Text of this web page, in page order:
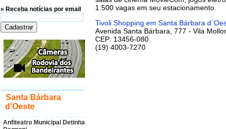
» Receba notícias por email
Santa Bárbara
d'Oeste
Anfiteatro Municipal Detinha
1.500 vagas em seu estacionamento.
Tivoli Shopping em Santa Bárbara
Avenida Santa Bárbara, 777 - Vila
CEP: 13456-080
(19) 4003-7270